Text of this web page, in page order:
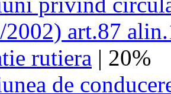
2002) art.87
rutiera | 20%
de